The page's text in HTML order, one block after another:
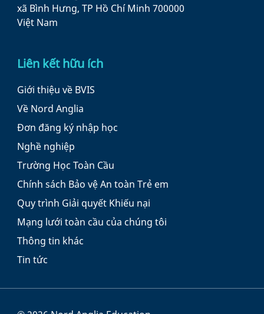
xã Bình Hưng, TP Hồ Chí Minh 700000
Việt Nam
Liên kết hữu ích
Giới thiệu về BVIS
Về Nord Anglia
Đơn đăng ký nhập học
Nghề nghiệp
Trường Học Toàn Cầu
Chính sách Bảo vệ An toàn Trẻ em
Quy trình Giải quyết Khiếu nại
Mạng lưới toàn cầu của chúng tôi
Thông tin khác
Tin tức